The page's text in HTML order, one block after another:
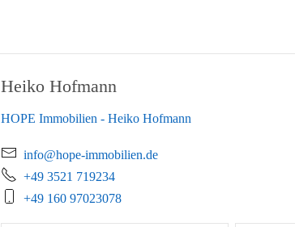
Heiko Hofmann
HOPE Immobilien - Heiko Hofmann
info@hope-immobilien.de
+49 3521 719234
+49 160 97023078